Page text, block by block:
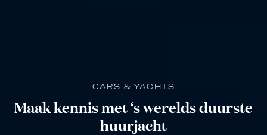
CARS & YACHTS
Maak kennis met ‘s werelds duurste
huurjacht